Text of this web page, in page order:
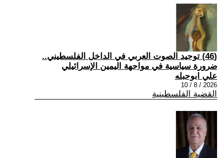
(46) توحيد الصوت العربي في الداخل الفلسطيني..
ضرورة سياسية في مواجهة اليمين الإسرائيلي
علي ابوحبله
2026 / 8 / 10
القضية الفلسطينية